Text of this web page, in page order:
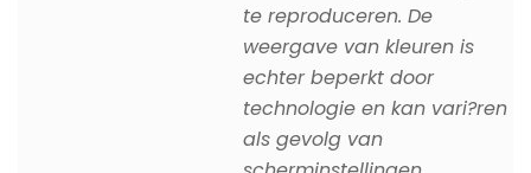
te reproduceren. De
weergave van kleuren is
echter beperkt door
technologie en kan vari?ren
als gevolg van